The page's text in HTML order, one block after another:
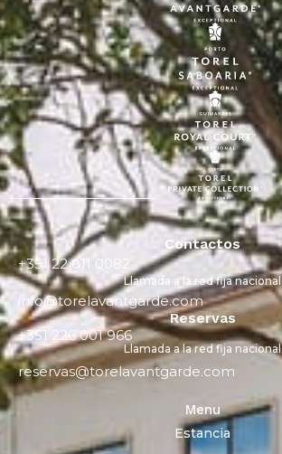
Contactos
+351 22 011 0082
Llamada a la red fija nacional
info@torelavantgarde.com
Reservas
+351 226 001 966
Llamada a la red fija nacional
reservas@torelavantgarde.com
Menu
Estancia